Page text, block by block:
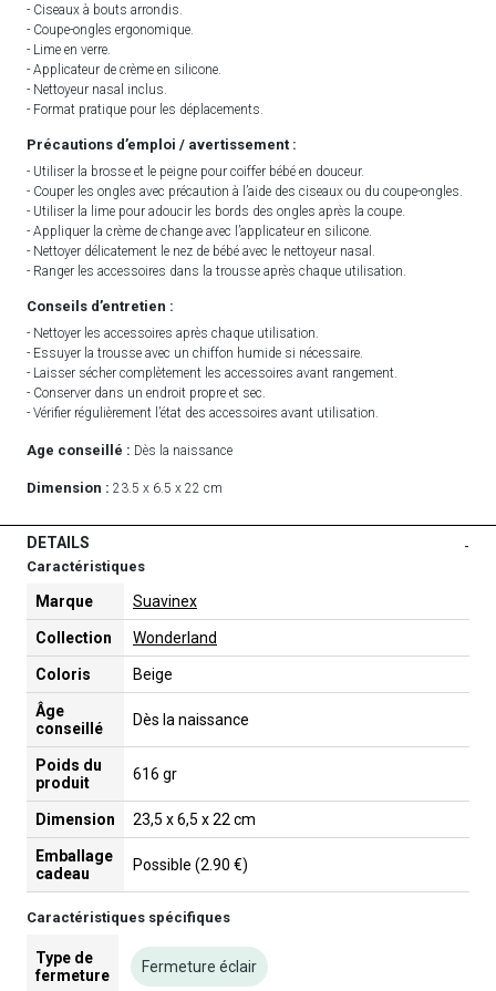
- Ciseaux à bouts arrondis.
- Coupe-ongles ergonomique.
- Lime en verre.
- Applicateur de crème en silicone.
- Nettoyeur nasal inclus.
- Format pratique pour les déplacements.
Précautions d’emploi / avertissement :
- Utiliser la brosse et le peigne pour coiffer bébé en douceur.
- Couper les ongles avec précaution à l’aide des ciseaux ou du coupe-ongles.
- Utiliser la lime pour adoucir les bords des ongles après la coupe.
- Appliquer la crème de change avec l’applicateur en silicone.
- Nettoyer délicatement le nez de bébé avec le nettoyeur nasal.
- Ranger les accessoires dans la trousse après chaque utilisation.
Conseils d’entretien :
- Nettoyer les accessoires après chaque utilisation.
- Essuyer la trousse avec un chiffon humide si nécessaire.
- Laisser sécher complètement les accessoires avant rangement.
- Conserver dans un endroit propre et sec.
- Vérifier régulièrement l’état des accessoires avant utilisation.
Age conseillé : Dès la naissance
Dimension : 23.5 x 6.5 x 22 cm
DETAILS -
Caractéristiques
Marque Suavinex
Collection Wonderland
Coloris Beige
Âge
conseillé
Dès la naissance
Poids du
produit
616 gr
Dimension 23,5 x 6,5 x 22 cm
Emballage
cadeau
Possible (2.90 €)
Caractéristiques spécifiques
Type de
fermeture
Fermeture éclair